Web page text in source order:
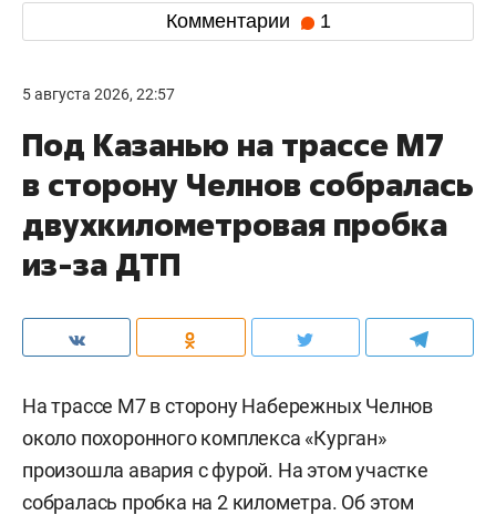
Комментарии 1
5 августа 2026, 22:57
Под Казанью на трассе М7
в сторону Челнов собралась
двухкилометровая пробка
из-за ДТП
На трассе М7 в сторону Набережных Челнов
около похоронного комплекса «Курган»
произошла авария с фурой. На этом участке
собралась пробка на 2 километра. Об этом